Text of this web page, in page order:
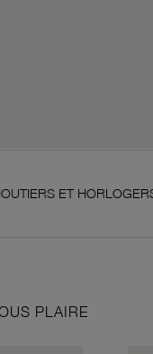
PLAIRE